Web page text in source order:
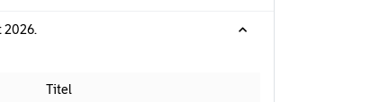
2026.
Titel